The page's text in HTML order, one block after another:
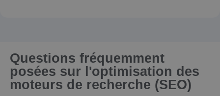
Questions fréquemment
posées sur l'optimisation des
moteurs de recherche (SEO)